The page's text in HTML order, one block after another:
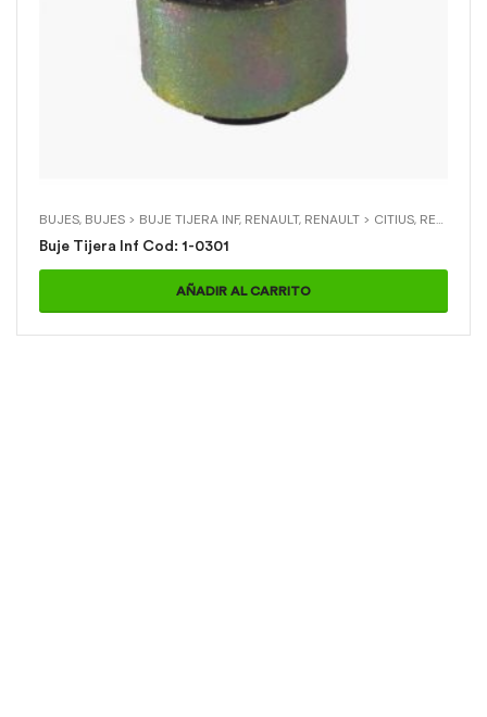
BUJES, BUJES > BUJE TIJERA INF, RENAULT, RENAULT > CITIUS, RENAULT > CLIO II
Buje Tijera Inf Cod: 1-0301
AÑADIR AL CARRITO